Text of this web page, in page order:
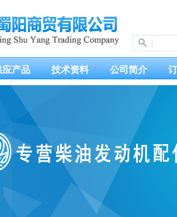
应产品 技术资料 公司简介